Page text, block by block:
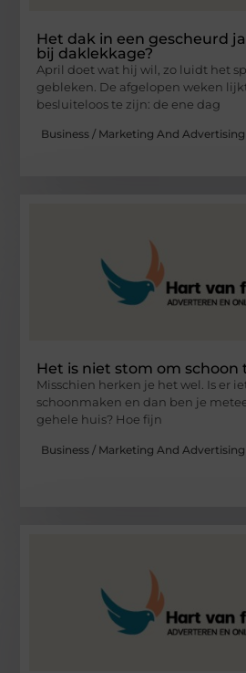
Het dak in een gescheurd
bij daklekkage?
April doet wat hij wil, zo luidt het
gebleken. De afgelopen weken
besluiteloos te zijn: de ene dag
Business / Marketing And Advertising
Het is niet stom om schoon
Misschien herken je het wel. Is er
schoonmaken en dan ben je
gehele huis? Hoe fijn
Business / Marketing And Advertising